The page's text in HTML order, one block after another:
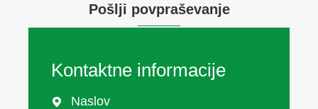
Pošlji povpraševanje
Kontaktne informacije
 Naslov